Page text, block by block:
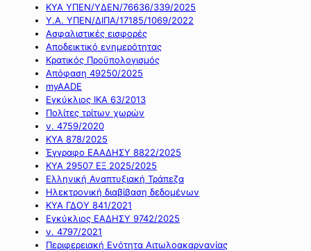
ΚΥΑ ΥΠΕΝ/ΥΔΕΝ/76636/339/2025
Υ.Α. ΥΠΕΝ/ΔΙΠΑ/17185/1069/2022
Ασφαλιστικές εισφορές
Αποδεικτικό ενημερότητας
Κρατικός Προϋπολογισμός
Απόφαση 49250/2025
myAADE
Εγκύκλιος ΙΚΑ 63/2013
Πολίτες τρίτων χωρών
ν. 4759/2020
ΚΥΑ 878/2025
Έγγραφο ΕΑΑΔΗΣΥ 8822/2025
ΚΥΑ 29507 ΕΞ 2025/2025
Ελληνική Αναπτυξιακή Τράπεζα
Ηλεκτρονική διαβίβαση δεδομένων
ΚΥΑ ΓΔΟΥ 841/2021
Εγκύκλιος ΕΑΔΗΣΥ 9742/2025
ν. 4797/2021
Περιφερειακή Ενότητα Αιτωλοακαρνανίας